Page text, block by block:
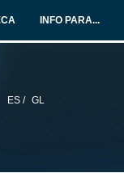
INFO PARA...
ES / GL
nov. de 2021